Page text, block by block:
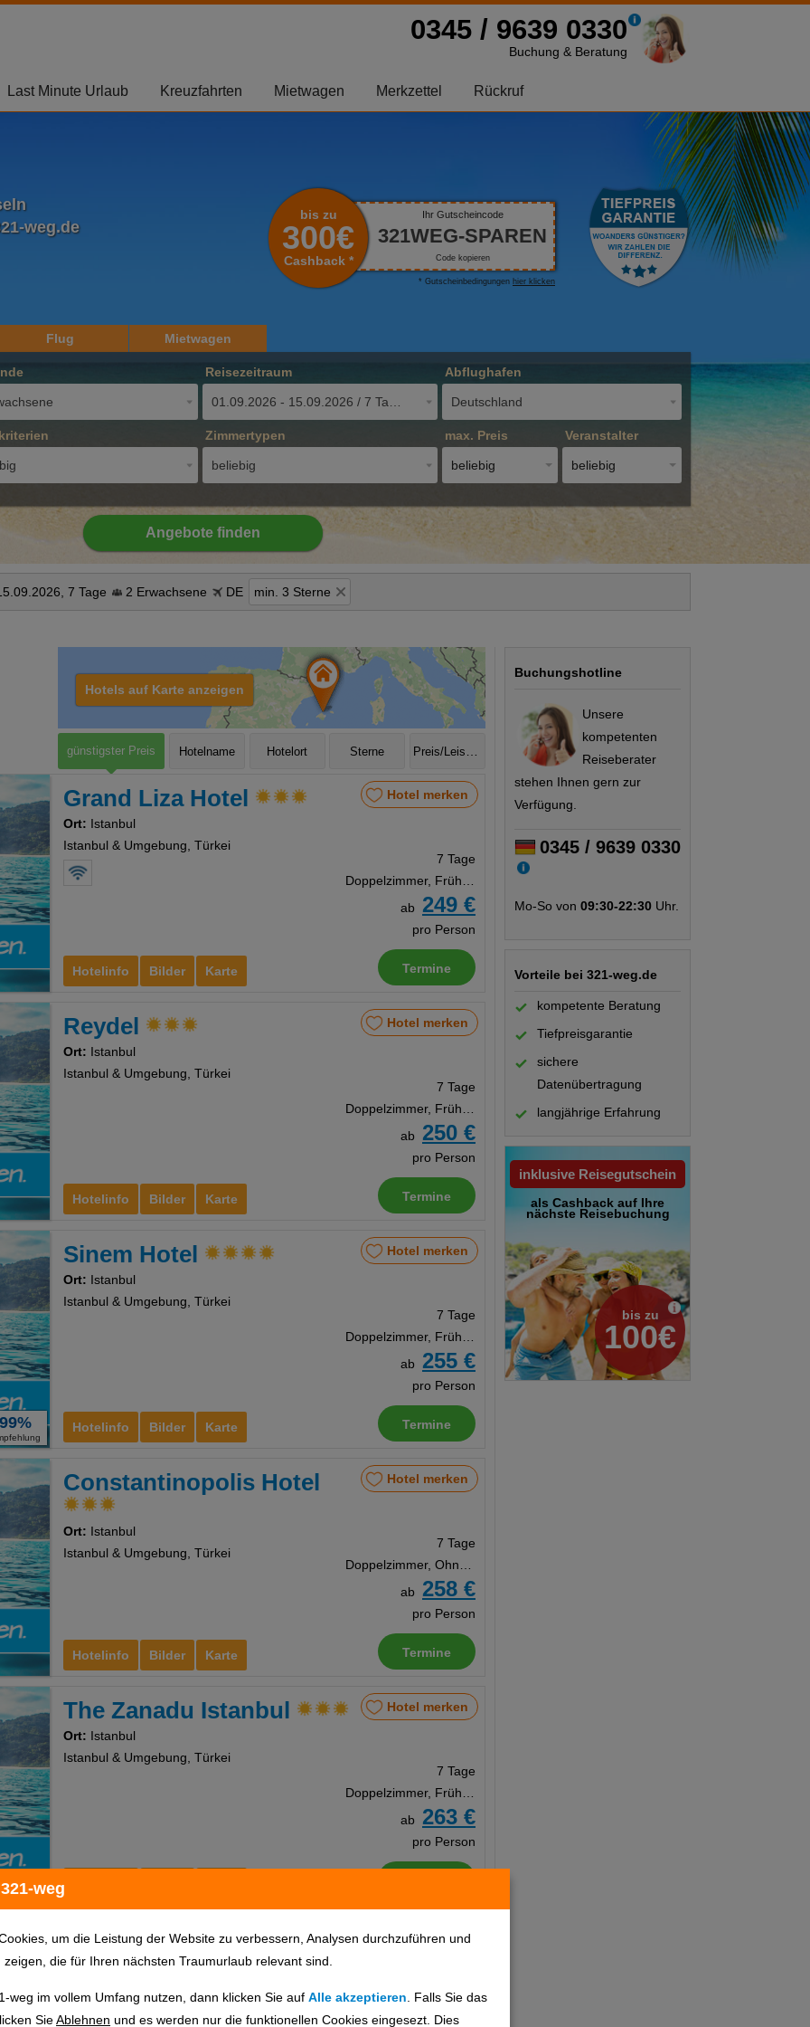
weg
um die Leistung der Website zu verbessern, Analysen durchzuführen und
die für Ihren nächsten Traumurlaub relevant sind.
weg im vollem Umfang nutzen, dann klicken Sie auf Alle akzeptieren . Falls Sie das
SieAblehnen und es werden nur die funktionellen Cookies eingesezt. Dies
0345 / 9639 0330
Buchung & Beratung
Last Minute Urlaub Kreuzfahrten Mietwagen Merkzettel Rückruf
weg.de
bis zu
300€
Cashback *
Ihr Gutscheincode
321WEG-SPAREN
Code kopieren
* Gutscheinbedingungen hier klicken
Flug Mietwagen
Reisezeitraum
01.09.2026 - 15.09.2026 / 7 Tage
Abflughafen
Deutschland
Zimmertypen
beliebig
max. Preis
beliebig
Veranstalter
beliebig
Angebote finden
7 Tage 2 Erwachsene DE min. 3 Sterne
Buchungshotline
Unsere
kompetenten
Reiseberater
stehen Ihnen gern zur
Verfügung.
0345 / 9639 0330
Mo-So von 09:30-22:30 Uhr.
Vorteile bei 321-weg.de
kompetente Beratung
Tiefpreisgarantie
sichere
Datenübertragung
langjährige Erfahrung
inklusive Reisegutschein
als Cashback auf Ihre
nächste Reisebuchung
bis zu
100€
Hotels auf Karte anzeigen
günstigster Preis Hotelname Hotelort Sterne Preis/Leistung
Hotelinfo Bilder Karte
Grand Liza Hotel
Ort: Istanbul
Istanbul & Umgebung, Türkei
Hotel merken
7 Tage
Doppelzimmer, Frühstück
ab
249 €
pro Person
Termine
Hotelinfo Bilder Karte
Reydel
Ort: Istanbul
Istanbul & Umgebung, Türkei
Hotel merken
7 Tage
Doppelzimmer, Frühstück
ab
250 €
pro Person
Termine
99% Hotelinfo Bilder Karte
Sinem Hotel
Ort: Istanbul
Istanbul & Umgebung, Türkei
Hotel merken
7 Tage
Doppelzimmer, Frühstück
ab
255 €
pro Person
Termine
Hotelinfo Bilder Karte
Constantinopolis Hotel
Ort: Istanbul
Istanbul & Umgebung, Türkei
Hotel merken
7 Tage
Doppelzimmer, Ohne Verpflegung
ab
258 €
pro Person
Termine
The Zanadu Istanbul
Ort: Istanbul
Istanbul & Umgebung, Türkei
Hotel merken
7 Tage
Doppelzimmer, Frühstück
ab
263 €
pro Person
Grand Milan Hotel
Ort: Istanbul
Hotel merken
7 Tage